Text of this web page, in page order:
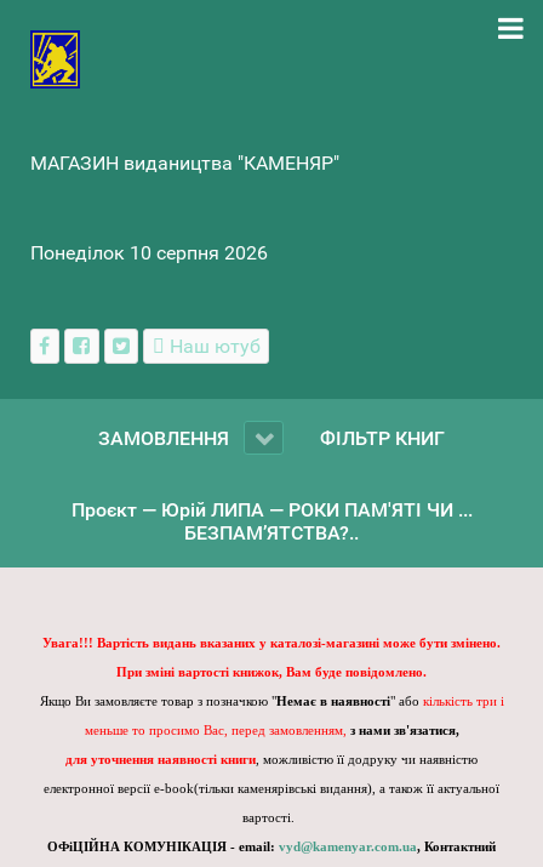
МАГАЗИН видаництва "КАМЕНЯР"
Понеділок 10 серпня 2026
Наш ютуб
ЗАМОВЛЕННЯ ФІЛЬТР КНИГ
Проєкт — Юрій ЛИПА — РОКИ ПАМ'ЯТІ ЧИ ...
БЕЗПАМ’ЯТСТВА?..
Увага!!! Вартість видань вказаних у каталозі-магазині може бути змінено.
При зміні вартості книжок, Вам буде повідомлено.
Якщо Ви замовляєте товар з позначкою "Немає в наявності" або кількість три і
меньше то просимо Вас, перед замовленням, з нами зв'язатися,
для уточнення наявності книги , можливістю її додруку чи наявністю
електронної версії e-book(тільки каменярівські видання), а також її актуальної
вартості.
ОФіЦІЙНА КОМУНІКАЦІЯ - email: vyd@kamenyar.com.ua, Контактний